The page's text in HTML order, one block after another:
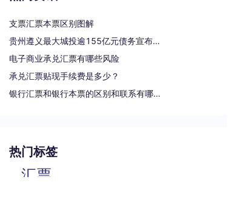
支票汇票本票区别图解
贵州遵义最大城投逾155亿元债务宣布重组
电子商业承兑汇票有哪些风险
承兑汇票贴现手续费是多少？
银行汇票和银行本票的区别和联系有哪些（一文读懂支票、本票和汇票的区别）
热门标签
汇票